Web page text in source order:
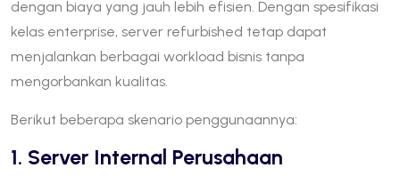
dengan biaya yang jauh lebih efisien. Dengan spesifikasi
kelas enterprise, server refurbished tetap dapat
menjalankan berbagai workload bisnis tanpa
mengorbankan kualitas.
Berikut beberapa skenario penggunaannya:
1. Server Internal Perusahaan